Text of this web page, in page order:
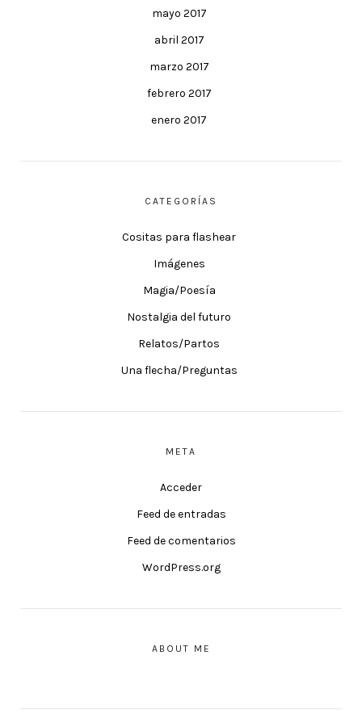
mayo 2017
abril 2017
marzo 2017
febrero 2017
enero 2017
CATEGORÍAS
Cositas para flashear
Imágenes
Magia/Poesía
Nostalgia del futuro
Relatos/Partos
Una flecha/Preguntas
META
Acceder
Feed de entradas
Feed de comentarios
WordPress.org
ABOUT ME